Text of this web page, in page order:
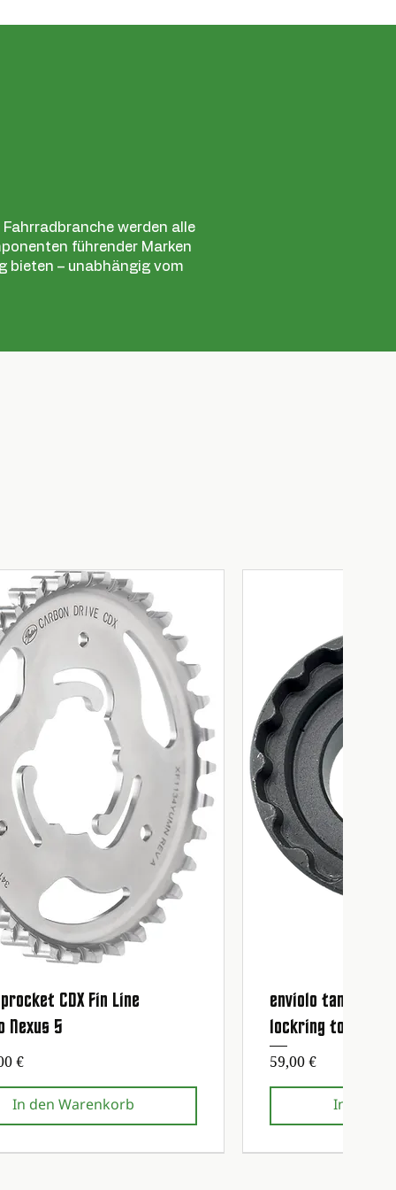
werden alle
führender Marken
bieten – unabhängig vom
Schnellansicht
CDX Fin Line
Nexus 5
€
In den Warenkorb
enviolo tandwiel
lockring tool
Preis
59,00 €
In den